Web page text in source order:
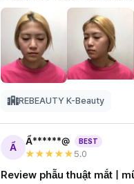
REBEAUTY K-Beauty
Ẩ
Ẩ******@ BEST
★★★★★ 5.0
Review phẫu thuật mắt |